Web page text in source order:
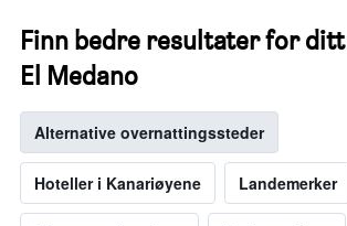
Finn bedre resultater for
El Medano
Alternative overnattingssteder
Hoteller i Kanariøyene Landemerker